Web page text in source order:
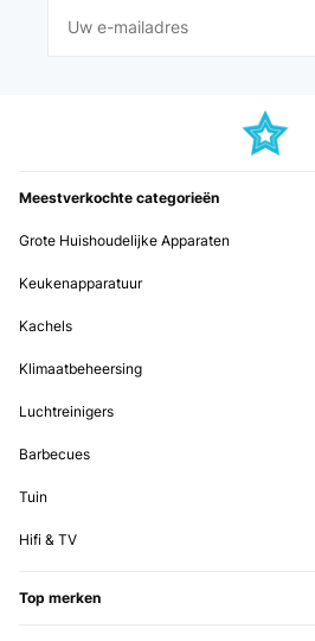
Meestverkochte categorieën
Grote Huishoudelijke Apparaten
Keukenapparatuur
Kachels
Klimaatbeheersing
Luchtreinigers
Barbecues
Tuin
Hifi & TV
Top merken